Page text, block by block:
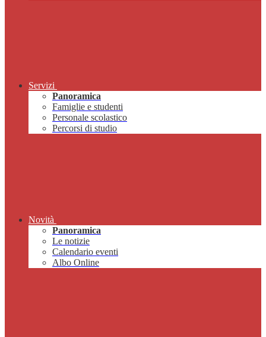
Servizi
Panoramica
Famiglie e studenti
Personale scolastico
Percorsi di studio
Novità
Panoramica
Le notizie
Calendario eventi
Albo Online